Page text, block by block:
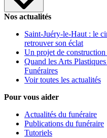
Nos actualités
Saint-Juéry-le-Haut : le
retrouver son éclat
Un projet de
Quand les Arts
Funéraires
Voir toutes les actualités
Pour vous aider
Actualités du funéraire
Publications du funéraire
Tutoriels